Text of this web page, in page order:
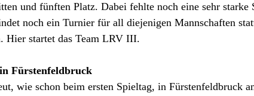
und fünften Platz. Dabei fehlte noch eine sehr starke
noch ein Turnier für all diejenigen Mannschaften
Hier startet das Team LRV III.
Fürstenfeldbruck
wie schon beim ersten Spieltag, in Fürstenfeldbruck